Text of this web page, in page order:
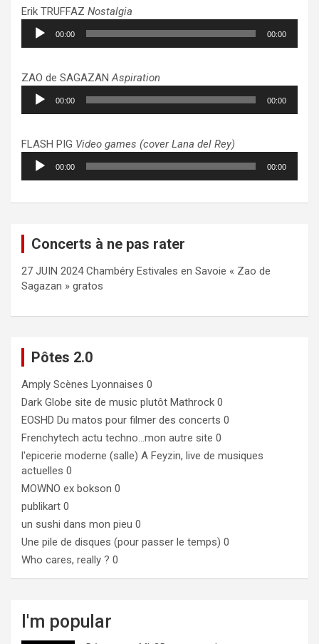
Erik TRUFFAZ Nostalgia
Lecteur
audio
00:00 00:00
ZAO de SAGAZANAspiration
Lecteur
audio
00:00 00:00
FLASH PIG Video games (cover Lana del Rey)
Lecteur
audio
00:00 00:00
Concerts à ne pas rater
27 JUIN 2024 Chambéry Estivales en Savoie « Zao de
Sagazan » gratos
Pôtes 2.0
Amply Scènes Lyonnaises 0
Dark Globe site de music plutôt Mathrock 0
EOSHD Du matos pour filmer des concerts 0
Frenchytech actu techno…mon autre site 0
l'epicerie moderne (salle) A Feyzin, live de musiques
actuelles 0
MOWNO ex bokson 0
publikart 0
un sushi dans mon pieu 0
Une pile de disques (pour passer le temps) 0
Who cares, really ? 0
I'm popular